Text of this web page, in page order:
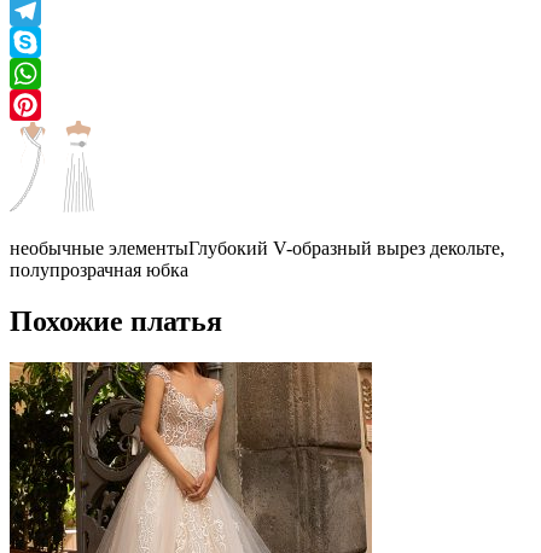
Viber
Telegram
Skype
WhatsApp
Pinterest
необычные элементыГлубокий V-образный вырез декольте,
полупрозрачная юбка
Похожие платья